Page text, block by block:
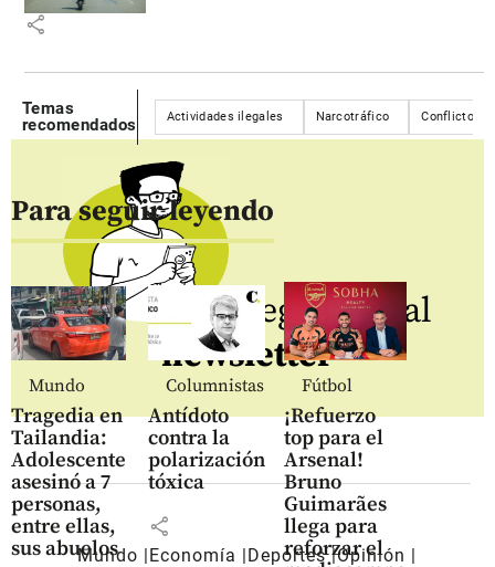
share
Temas
recomendados
Actividades ilegales Narcotráfico Conflicto
Para seguir leyendo
Mundo
Tragedia en
Tailandia:
Adolescente
asesinó a 7
personas,
entre ellas,
sus abuelos
Columnistas
Antídoto
contra la
polarización
tóxica
share
Fútbol
¡Refuerzo
top para el
Arsenal!
Bruno
Guimarães
llega para
reforzar el
Regístrate al
newsletter
Mundo Economía Deportes Opinión